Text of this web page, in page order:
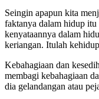
Seingin apapun kita
faktanya dalam hidup itu
kenyataannya dalam
keriangan. Itulah
Kebahagiaan dan
membagi kebahagiaan
dia gelandangan atau